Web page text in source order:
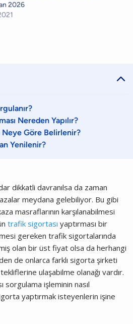
2026

Nereden Yapılır?
Neye Göre Belirlenir?
Yenilenir?
dikkatli davranılsa da zaman
meydana gelebiliyor. Bu gibi
masraflarının karşılanabilmesi
trafik sigortası yaptırması bir
gereken trafik sigortalarında
olan bir üst fiyat olsa da herhangi
de onlarca farklı sigorta şirketi
ulaşabilme olanağı vardır.
işleminin nasıl
yaptırmak isteyenlerin işine